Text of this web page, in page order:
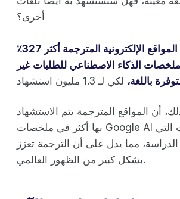
أخرى؟
تحظى المواقع الإلكترونية المترجمة أكثر 327٪
الذكاء الاصطناعي للطلبات غير
باللغة،
أن المواقع المترجمة يتم الاستشهاد
بها أكثر في ملخصات Google AI عبر جميع اللغات التي
مما يدل على أن الترجمة تعزز
بشكل كبير من الظهور العالمي.